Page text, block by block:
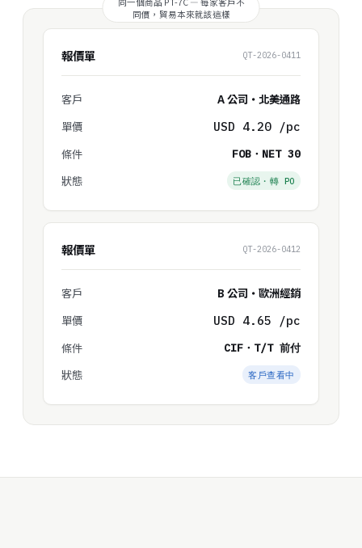
報價單 QT-2026-0411
客戶
A 公司・北美通路
單價
USD 4.20 /pc
條件
FOB・NET 30
狀態 已確認・轉 PO
報價單 QT-2026-0412
客戶
B 公司・歐洲經銷
單價
USD 4.65 /pc
條件
CIF・T/T 前付
狀態 客戶查看中